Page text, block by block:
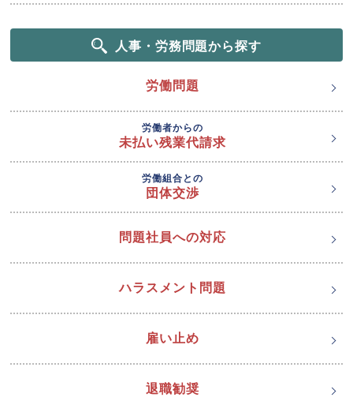
人事・労務問題から探す
労働問題
労働者からの
未払い残業代請求
労働組合との
団体交渉
問題社員への対応
ハラスメント問題
雇い止め
退職勧奨